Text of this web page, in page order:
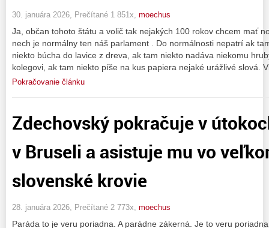
30. januára 2026, Prečítané 1 851x, moechus
Ja, občan tohoto štátu a volič tak nejakých 100 rokov chcem mať
nech je normálny ten náš parlament . Do normálnosti nepatrí ak
niekto búcha do lavice z dreva, ak tam niekto nadáva niekomu
kolegovi, ak tam niekto píše na kus papiera nejaké urážlivé slová.
Pokračovanie článku
Zdechovský pokračuje v
v Bruseli a asistuje mu vo
slovenské krovie
28. januára 2026, Prečítané 2 773x, moechus
Paráda to je veru poriadna. A parádne zákerná. Je to veru